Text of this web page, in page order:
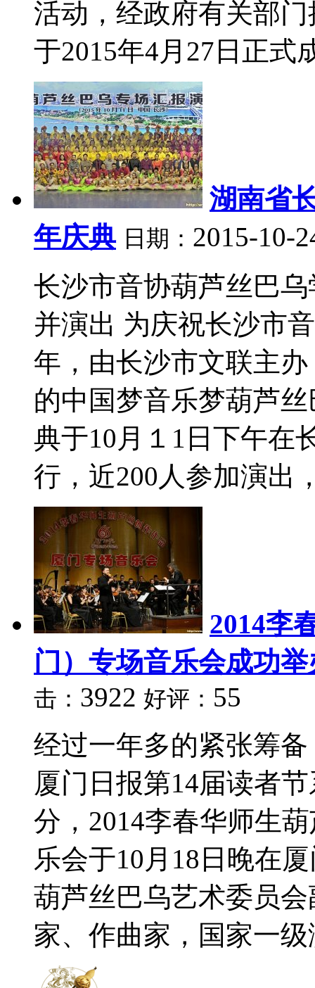
活动，经政府有关部
于2015年4月27日正式
湖南省
年庆典 日期： 2015-10-
长沙市音协葫芦丝巴
并演出 为庆祝长沙市
年，由长沙市文联主
的中国梦音乐梦葫芦
典于10月１1日下午在
行，近200人参加演出
2014李
门）专场音乐会成功举
击： 3922 好评： 55
经过一年多的紧张筹
厦门日报第14届读者
分，2014李春华师生
乐会于10月18日晚在
葫芦丝巴乌艺术委员
家、作曲家，国家一级